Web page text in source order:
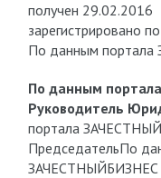
получен 29.02.2016
зарегистрировано
По данным
По данным
Руководитель
портала
ПредседательПо
ЗАЧЕСТНЫЙБИЗНЕС